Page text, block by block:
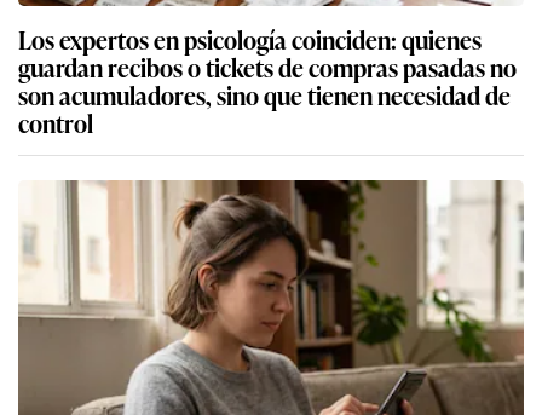
Los expertos en psicología coinciden: quienes
guardan recibos o tickets de compras pasadas no
son acumuladores, sino que tienen necesidad de
control